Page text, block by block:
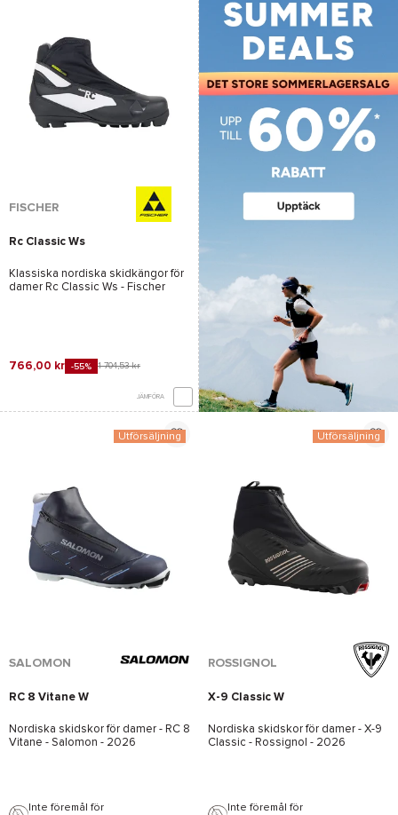
FISCHER
Rc Classic Ws
Klassiska nordiska skidkängor för
damer Rc Classic Ws - Fischer
766,00 kr -55% 1 704,53 kr
JÄMFÖRA
*Se villkor
Utförsäljning
SALOMON
RC 8 Vitane W
Nordiska skidskor för damer - RC 8
Vitane - Salomon - 2026
Inte föremål för
Utförsäljning
ROSSIGNOL
X-9 Classic W
Nordiska skidskor för damer - X-9
Classic - Rossignol - 2026
Inte föremål för